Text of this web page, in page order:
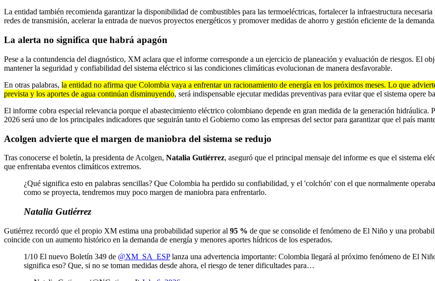
La entidad también recomienda garantizar la disponibilidad de combustibles para las termoeléctricas, fortalecer la infraestructura
redes de transmisión, acelerar la entrada de nuevos proyectos energéticos y promover medidas de ahorro y gestión eficiente de la demanda.
La alerta no significa que habrá apagón
Pese a la contundencia del diagnóstico, XM aclara que el informe corresponde a un ejercicio de planeación y evaluación de riesgos. El
mantener la seguridad y confiabilidad del sistema eléctrico si las condiciones climáticas evolucionan de manera desfavorable.
En otras palabras, la entidad no afirma que Colombia vaya a enfrentar un racionamiento de energía en los próximos meses. Lo que
prevista y los aportes de agua continúan disminuyendo, será indispensable ejecutar medidas preventivas para evitar que el sistema opere
El informe cobra especial relevancia porque el abastecimiento eléctrico colombiano depende en gran medida de la generación hidráulica.
2026 será uno de los principales indicadores que seguirán tanto el Gobierno como las empresas del sector para garantizar que el país
Acolgen advierte que el margen de maniobra del sistema se redujo
Tras conocerse el boletín, la presidenta de Acolgen, Natalia Gutiérrez, aseguró que el principal mensaje del informe es que el sistema
que enfrentaba eventos climáticos extremos.
¿Qué significa esto en palabras sencillas? Que Colombia ha perdido su confiabilidad, y el 'colchón' con el que normalmente
como se proyecta, tendremos muy poco margen de maniobra para enfrentarlo.
Natalia Gutiérrez
Gutiérrez recordó que el propio XM estima una probabilidad superior al 95 % de que se consolide el fenómeno de El Niño y una
coincide con un aumento histórico en la demanda de energía y menores aportes hídricos de los esperados.
1/10 El nuevo Boletín 349 de @XM_SA_ESPlanza una advertencia importante: Colombia llegará al próximo fenómeno de El
significa eso? Que, si no se toman medidas desde ahora, el riesgo de tener dificultades para…